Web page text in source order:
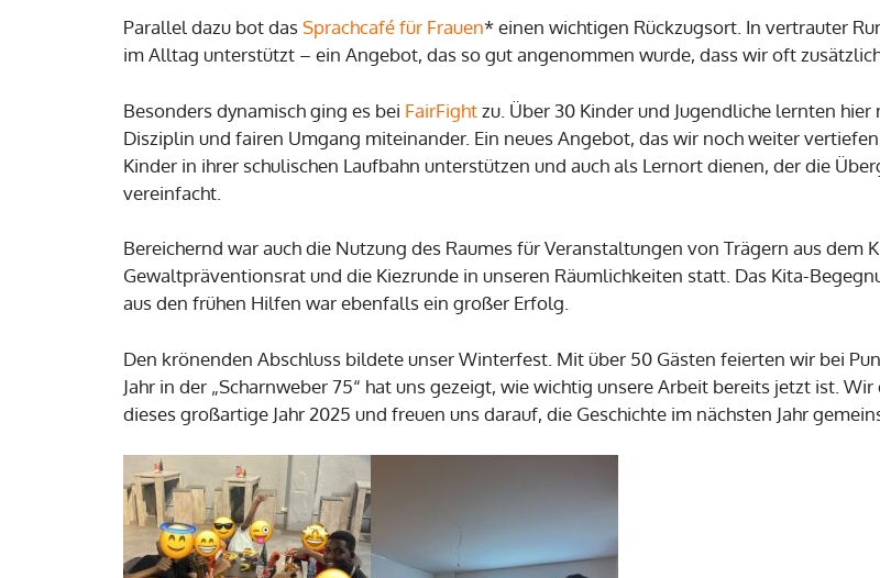
Parallel dazu bot dasSprachcafé für Frauen* einen wichtigen Rückzugsort. In vertrauter
im Alltag unterstützt – ein Angebot, das so gut angenommen wurde, dass wir oft
Besonders dynamisch ging es bei FairFightzu. Über 30 Kinder und Jugendliche lernten
Disziplin und fairen Umgang miteinander. Ein neues Angebot, das wir noch weiter
Kinder in ihrer schulischen Laufbahn unterstützen und auch als Lernort dienen, der die
vereinfacht.
Bereichernd war auch die Nutzung des Raumes für Veranstaltungen von Trägern aus dem
Gewaltpräventionsrat und die Kiezrunde in unseren Räumlichkeiten statt. Das Kita-
aus den frühen Hilfen war ebenfalls ein großer Erfolg.
Den krönenden Abschluss bildete unser Winterfest. Mit über 50 Gästen feierten wir bei
Jahr in der „Scharnweber 75“ hat uns gezeigt, wie wichtig unsere Arbeit bereits jetzt ist.
dieses großartige Jahr 2025 und freuen uns darauf, die Geschichte im nächsten Jahr